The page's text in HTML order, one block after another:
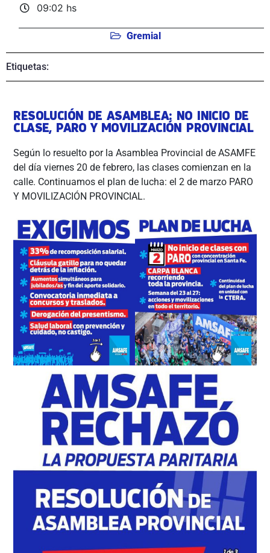
09:02 hs
Gremial
Etiquetas:
RESOLUCIÓN DE ASAMBLEA: NO INICIO DE
CLASE, PARO Y MOVILIZACIÓN PROVINCIAL
Según lo resuelto por la Asamblea Provincial de ASAMFE
del día viernes 20 de febrero, las clases comienzan en la
calle. Continuamos el plan de lucha: el 2 de marzo PARO
Y MOVILIZACIÓN PROVINCIAL.